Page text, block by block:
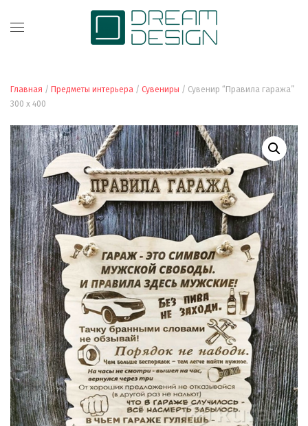
Главная / Предметы интерьера / Сувениры / Сувенир “Правила гаража”
300 x 400